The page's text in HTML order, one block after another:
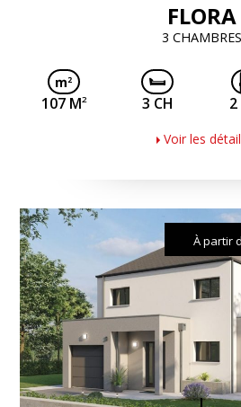
FLORA
3 CHAMBRES
107 M2 3 CH 2
Voir les
À partir